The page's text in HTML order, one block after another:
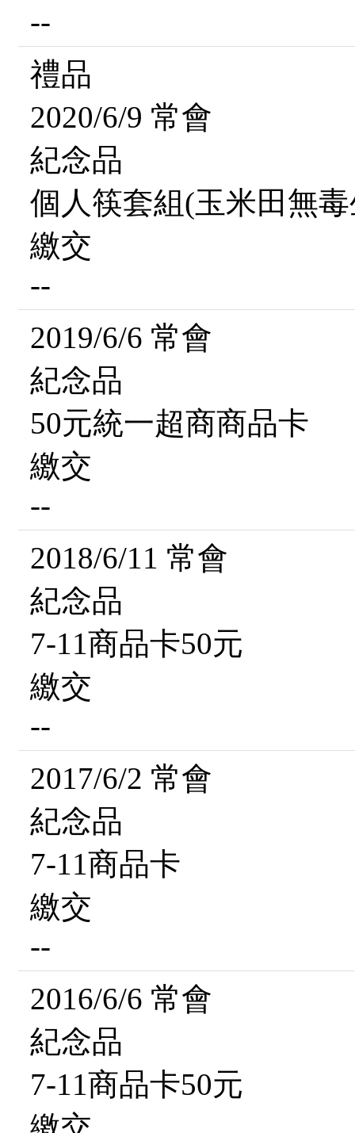
--
禮品
2020/6/9 常會
紀念品
個人筷套組(玉米田無
繳交
--
2019/6/6 常會
紀念品
50元統一超商商品卡
繳交
--
2018/6/11 常會
紀念品
7-11商品卡50元
繳交
--
2017/6/2 常會
紀念品
7-11商品卡
繳交
--
2016/6/6 常會
紀念品
7-11商品卡50元